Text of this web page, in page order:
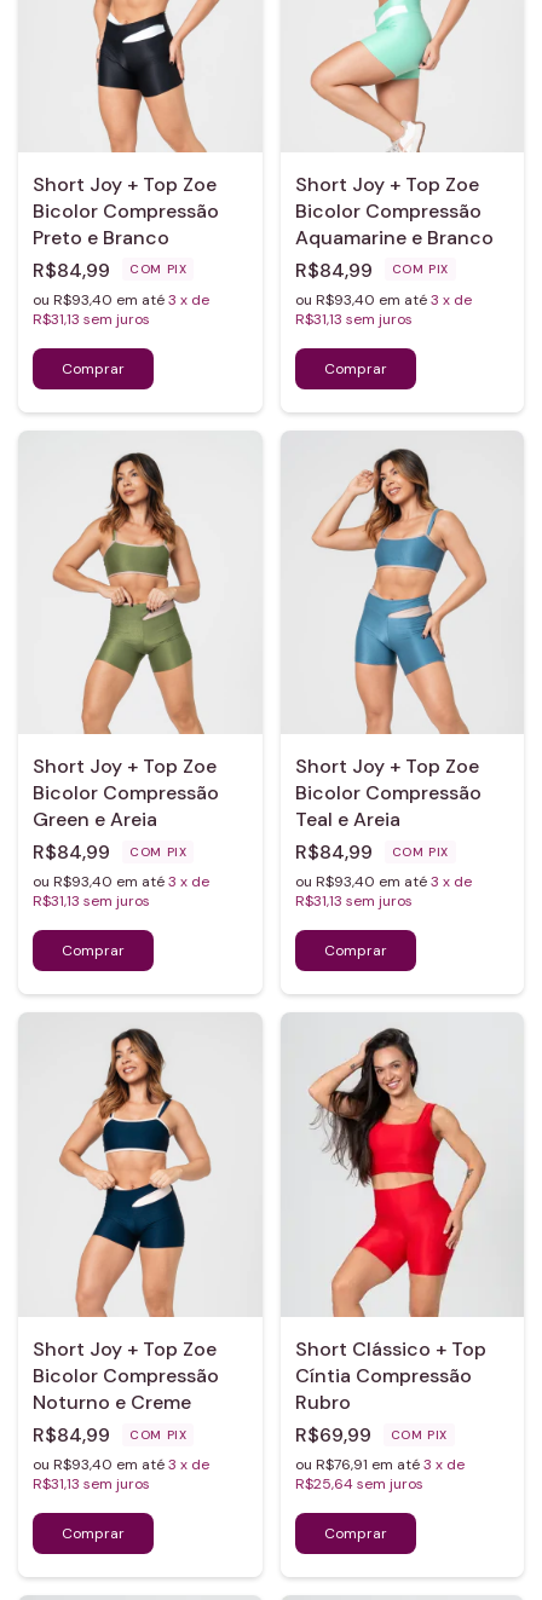
Short Joy + Top Zoe
Bicolor Compressão
Preto e Branco
R$84,99
COM PIX
ou R$93,40 em até3 x de
R$31,13 sem juros
Short Joy + Top Zoe
Bicolor Compressão
Aquamarine e Branco
R$84,99
COM PIX
ou R$93,40 em até3 x de
R$31,13 sem juros
Short Joy + Top Zoe
Bicolor Compressão
Green e Areia
R$84,99
COM PIX
ou R$93,40 em até3 x de
R$31,13 sem juros
Short Joy + Top Zoe
Bicolor Compressão
Teal e Areia
R$84,99
COM PIX
ou R$93,40 em até3 x de
R$31,13 sem juros
Short Joy + Top Zoe
Bicolor Compressão
Noturno e Creme
R$84,99
COM PIX
ou R$93,40 em até3 x de
R$31,13 sem juros
Short Clássico + Top
Cíntia Compressão
Rubro
R$69,99
COM PIX
ou R$76,91 em até3 x de
R$25,64 sem juros